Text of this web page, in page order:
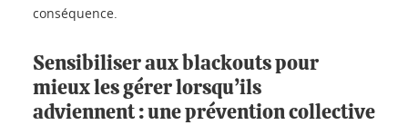
conséquence.
Sensibiliser aux blackouts pour
mieux les gérer lorsqu’ils
adviennent : une prévention collective